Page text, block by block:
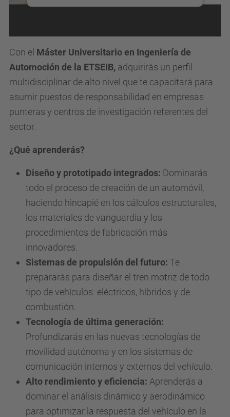
Con el Máster Universitario en Ingeniería de
Automoción de la ETSEIB, adquirirás un perfil
multidisciplinar de alto nivel que te capacitará para
asumir puestos de responsabilidad en empresas
punteras y centros de investigación referentes del
sector.
¿Qué aprenderás?
Diseño y prototipado integrados: Dominarás
todo el proceso de creación de un automóvil,
haciendo hincapié en los cálculos estructurales,
los materiales de vanguardia y los
procedimientos de fabricación más
innovadores.
Sistemas de propulsión del futuro: Te
prepararás para diseñar el tren motriz de todo
tipo de vehículos: eléctricos, híbridos y de
combustión.
Tecnología de última generación:
Profundizarás en las nuevas tecnologías de
movilidad autónoma y en los sistemas de
comunicación internos y externos del vehículo.
Alto rendimiento y eficiencia: Aprenderás a
dominar el análisis dinámico y aerodinámico
para optimizar la respuesta del vehículo en la